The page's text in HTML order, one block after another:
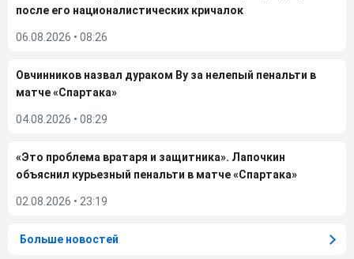
после его националистических кричалок
06.08.2026 • 08:26
Овчинников назвал дураком Ву за нелепый пенальти в
матче «Спартака»
04.08.2026 • 08:29
«Это проблема вратаря и защитника». Лапочкин
объяснил курьезный пенальти в матче «Спартака»
02.08.2026 • 23:19
Больше новостей